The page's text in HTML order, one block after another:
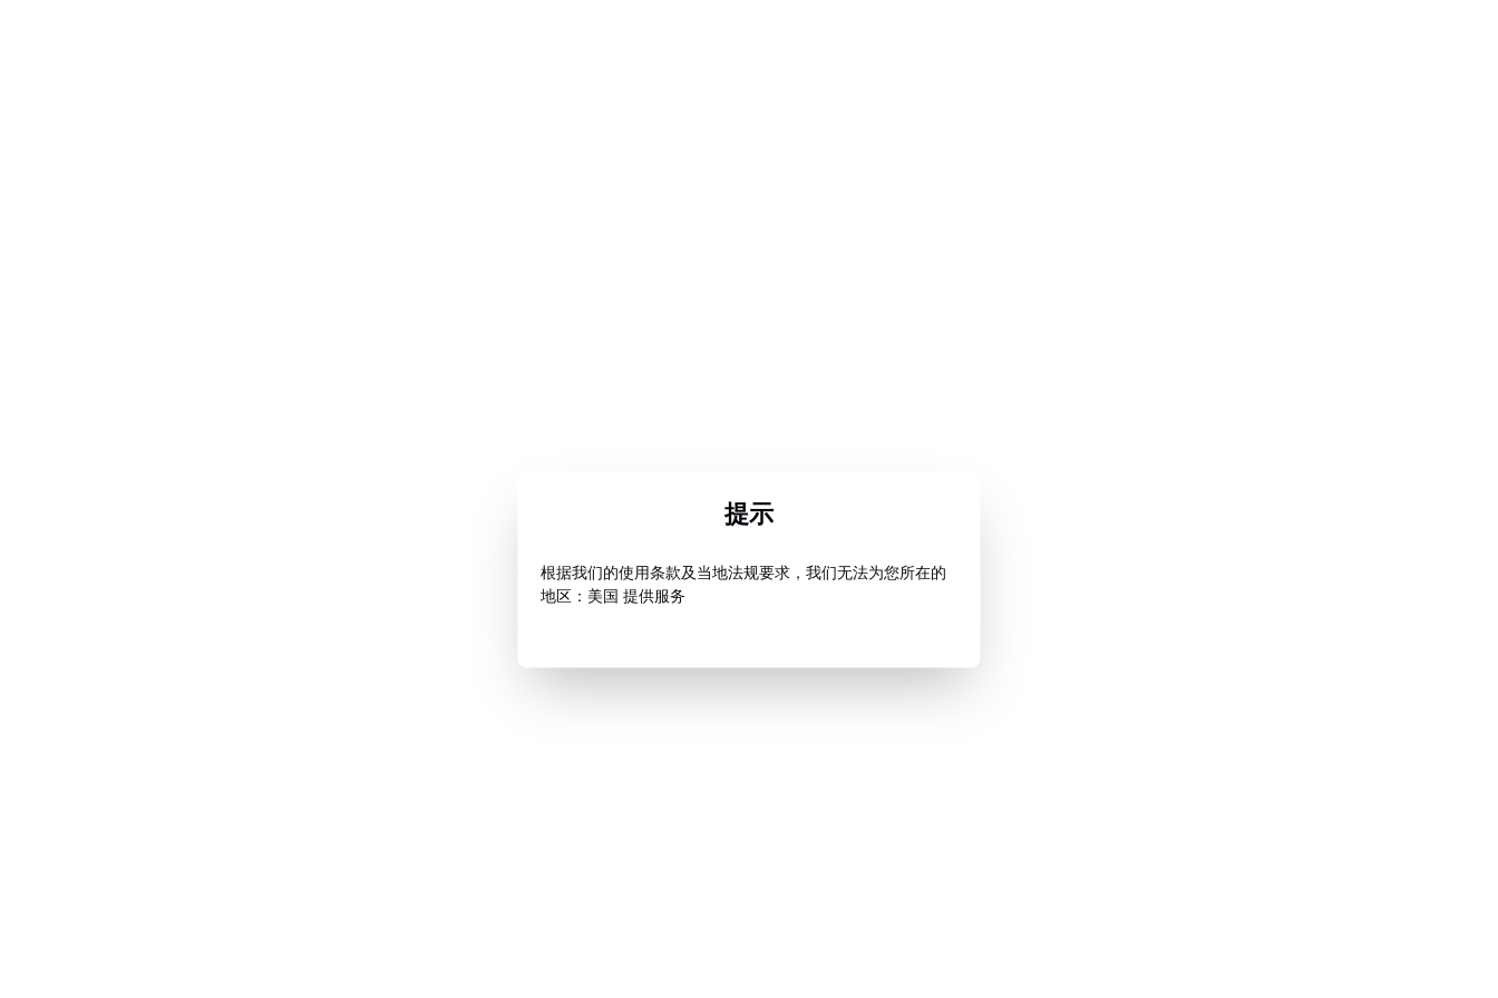
提示
根据我们的使用条款及当地法规要求，我们无法为您所在的
地区：美国 提供服务